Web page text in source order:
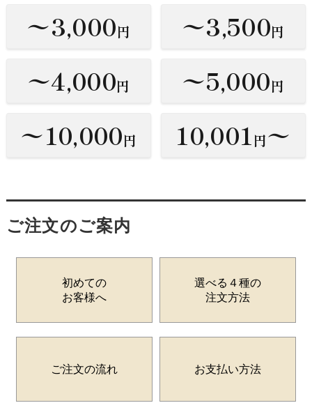
〜3,000円 〜3,500円
〜4,000円 〜5,000円
〜10,000円 10,001 円〜
ご注文のご案内
初めての
お客様へ
選べる４種の
注文方法
ご注文の流れ お支払い方法